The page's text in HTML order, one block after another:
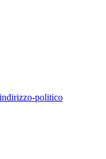
politico